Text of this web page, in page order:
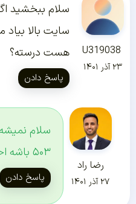
U319038
۲۳ آذر ۱۴۰۱
سلام ببخشید
سایت بالا
هست درسته؟
پاسخ دادن
رضا راد
۲۷ آذر ۱۴۰۱
سلام
۵۰۳ باشه احتمال ۹۰ درصد
پاسخ دادن